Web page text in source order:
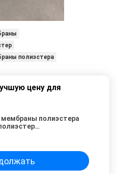
полиэстера
цену для
мембраны полиэстера